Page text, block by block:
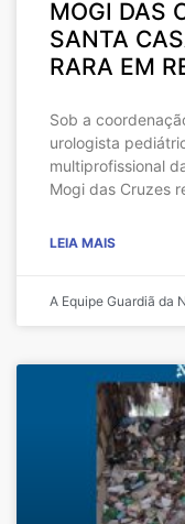
MOGI DAS
SANTA
RARA EM
Sob a
urologista
multiprofissional
Mogi das Cruzes
LEIA MAIS
A Equipe Guardiã da